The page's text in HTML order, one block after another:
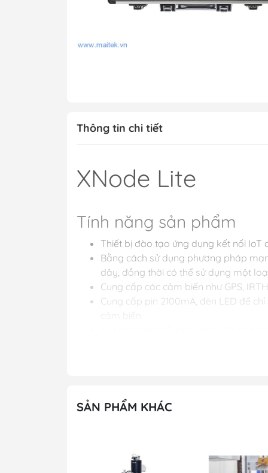
Máy SMT bán tự
Hệ thống mẫu
Thông tin chi tiết
XNode Lite
Tính năng sản phẩm
Thiết bị đào tạo ứng dụng kết nối IoT
Bằng cách sử dụng phương pháp
dây, đồng thời có thể sử dụng một
Cung cấp các cảm biến như GPS,
Cung cấp pin 2100mA, đèn LED để
Nút cảm biến hỗ trợ Python 3 kiểu
Môi trường phát triển tích hợp dựa
Cung cấp nội dung đào tạo cho các
Nội dung đào tạo
SẢN PHẨM KHÁC